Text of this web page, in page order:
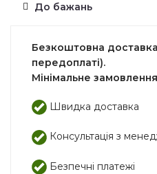
Безкоштовна
передоплаті).
Мінімальне
Швидка доставка
Консультація з
Безпечні платежі
До бажань